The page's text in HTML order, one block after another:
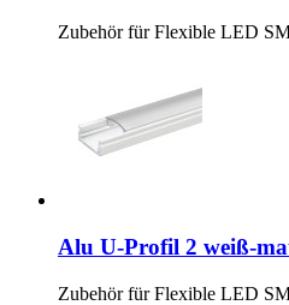
Zubehör für Flexible LED
Alu U-Profil 2 weiß-
Zubehör für Flexible LED